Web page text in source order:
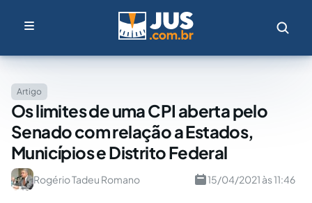
Artigo
Os limites de uma CPI aberta pelo
Senado com relação a Estados,
Municípios e Distrito Federal
Rogério Tadeu Romano 15/04/2021 às 11:46